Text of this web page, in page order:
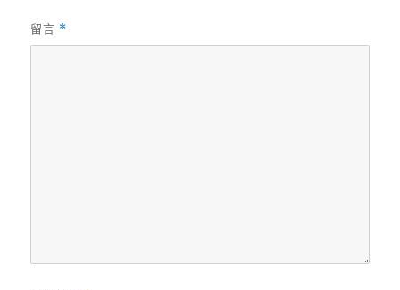
留言 *